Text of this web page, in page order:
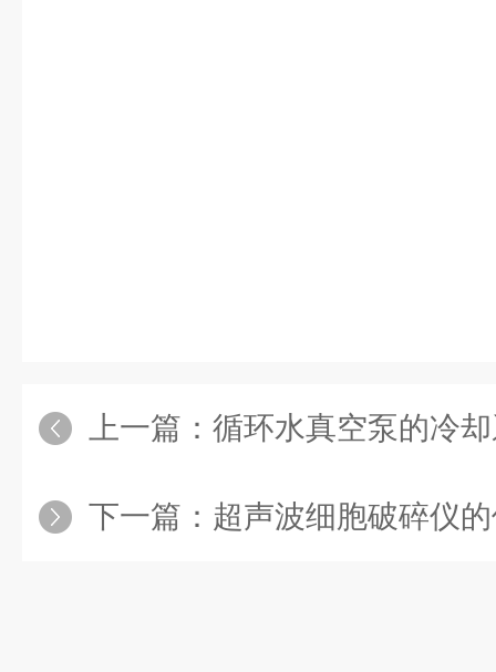
上一篇： 循环水真空泵的冷却系统如
下一篇： 超声波细胞破碎仪